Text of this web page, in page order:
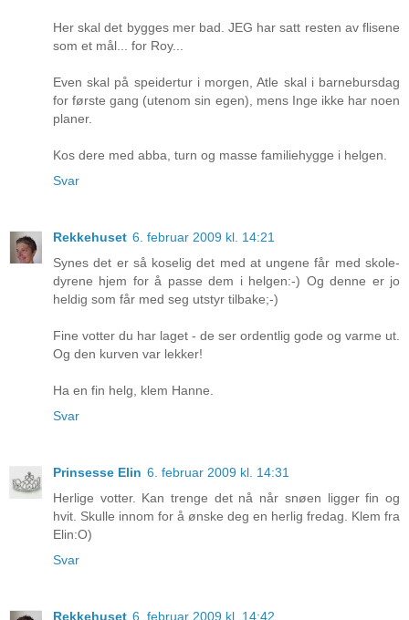
Her skal det bygges mer bad. JEG har satt resten av flisene
som et mål... for Roy...
Even skal på speidertur i morgen, Atle skal i barnebursdag
for første gang (utenom sin egen), mens Inge ikke har noen
planer.
Kos dere med abba, turn og masse familiehygge i helgen.
Svar
Rekkehuset 6. februar 2009 kl. 14:21
Synes det er så koselig det med at ungene får med skole-
dyrene hjem for å passe dem i helgen:-) Og denne er jo
heldig som får med seg utstyr tilbake;-)
Fine votter du har laget - de ser ordentlig gode og varme ut.
Og den kurven var lekker!
Ha en fin helg, klem Hanne.
Svar
Prinsesse Elin 6. februar 2009 kl. 14:31
Herlige votter. Kan trenge det nå når snøen ligger fin og
hvit. Skulle innom for å ønske deg en herlig fredag. Klem fra
Elin:O)
Svar
Rekkehuset 6. februar 2009 kl. 14:42